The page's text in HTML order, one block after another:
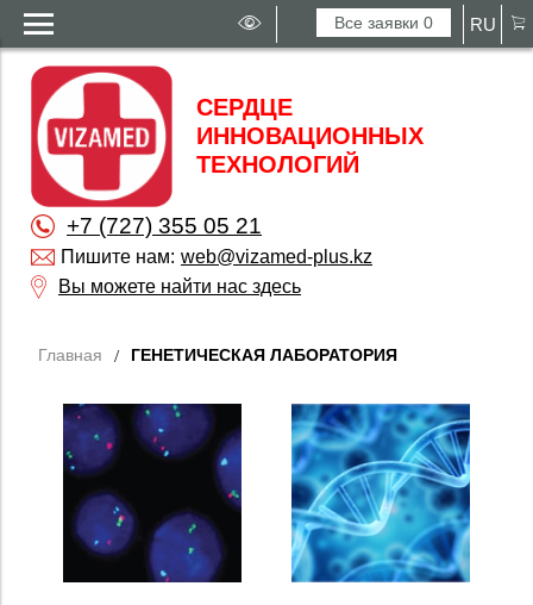
Все заявки0 RU
СЕРДЦЕ
ИННОВАЦИОННЫХ
ТЕХНОЛОГИЙ
+7 (727) 355 05 21
Пишите нам: web@vizamed-plus.kz
Вы можете найти нас здесь
Главная ГЕНЕТИЧЕСКАЯ ЛАБОРАТОРИЯ